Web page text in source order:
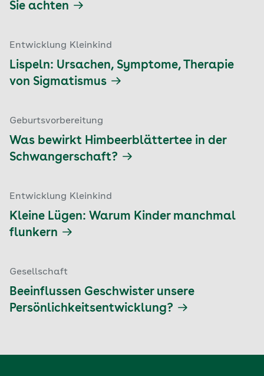
Sie achten
Entwicklung Kleinkind
Lispeln: Ursachen, Symptome, Therapie
von Sigmatismus
Geburtsvorbereitung
Was bewirkt Himbeerblättertee in der
Schwangerschaft?
Entwicklung Kleinkind
Kleine Lügen: Warum Kinder manchmal
flunkern
Gesellschaft
Beeinflussen Geschwister unsere
Persönlichkeitsentwicklung?